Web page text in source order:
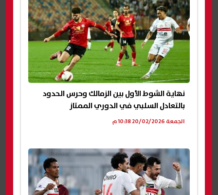
نهاية الشوط الأول بين الزمالك وحرس الحدود
بالتعادل السلبي في الدوري الممتاز
الجمعة 20/02/2026 10:38 م